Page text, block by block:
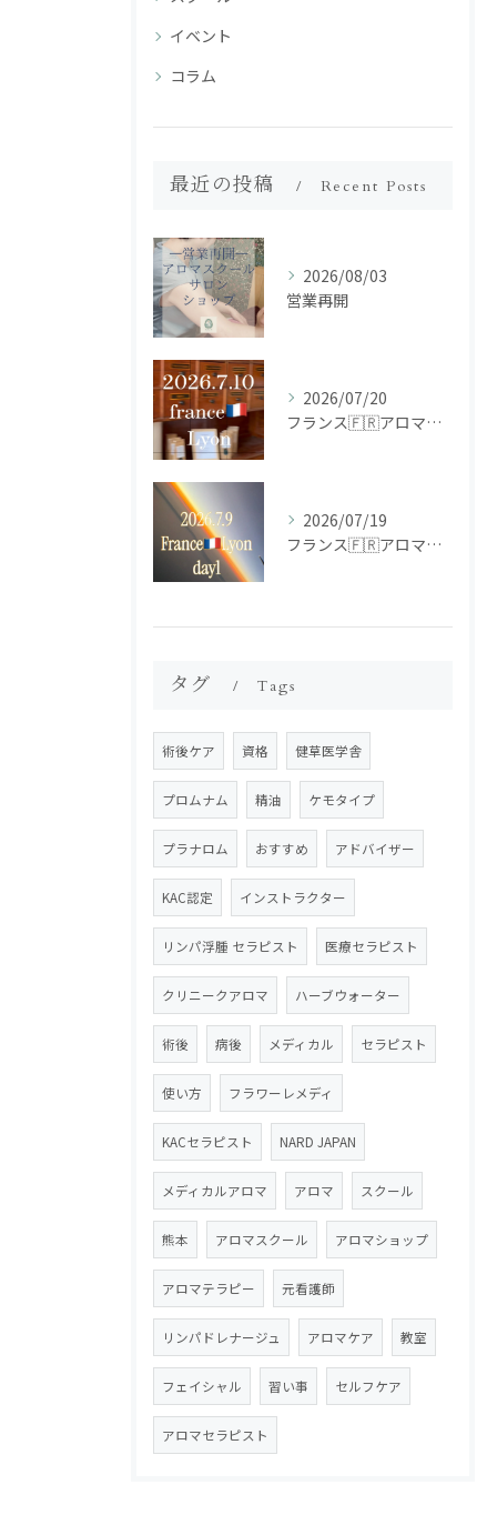
イベント
コラム
最近の投稿 Recent Posts
2026/08/03
営業再開
2026/07/20
フランス🇫🇷アロマ研修ツアー𝗱𝗮𝘆𝟮
2026/07/19
フランス🇫🇷アロマ研修ツアー𝗱𝗮𝘆𝟭
タグ Tags
術後ケア 資格 健草医学舎
プロムナム 精油 ケモタイプ
プラナロム おすすめ アドバイザー
KAC認定 インストラクター
リンパ浮腫 セラピスト 医療セラピスト
クリニークアロマ ハーブウォーター
術後 病後 メディカル セラピスト
使い方 フラワーレメディ
KACセラピスト NARD JAPAN
メディカルアロマ アロマ スクール
熊本 アロマスクール アロマショップ
アロマテラピー 元看護師
リンパドレナージュ アロマケア 教室
フェイシャル 習い事 セルフケア
アロマセラピスト